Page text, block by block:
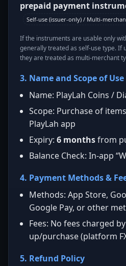
prepaid payment
Self-use (issuer-only) / Multi-
If the instruments are usable only
generally treated as self-use type. If
they are treated as multi-merchant
3. Name and Scope of Use
Name: PlayLah Coins /
Scope: Purchase of
PlayLah app
Expiry: 6 monthsfrom
Balance Check: In-app
4. Payment Methods &
Methods: App Store,
Google Pay, or other
Fees: No fees charged
up/purchase (platform
5. Refund Policy